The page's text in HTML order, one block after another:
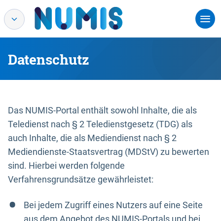
Datenschutz
Das NUMIS-Portal enthält sowohl Inhalte, die als
Teledienst nach § 2 Teledienstgesetz (TDG) als
auch Inhalte, die als Mediendienst nach § 2
Mediendienste-Staatsvertrag (MDStV) zu bewerten
sind. Hierbei werden folgende
Verfahrensgrundsätze gewährleistet:
Bei jedem Zugriff eines Nutzers auf eine Seite
aus dem Angebot des NUMIS-Portals und bei